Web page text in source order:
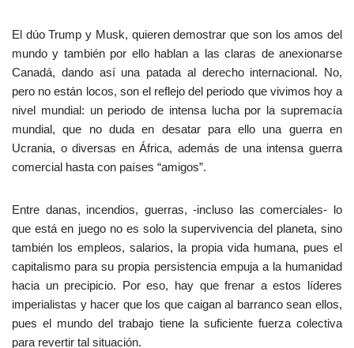
El dúo Trump y Musk, quieren demostrar que son los amos del
mundo y también por ello hablan a las claras de anexionarse
Canadá, dando así una patada al derecho internacional. No,
pero no están locos, son el reflejo del periodo que vivimos hoy a
nivel mundial: un periodo de intensa lucha por la supremacía
mundial, que no duda en desatar para ello una guerra en
Ucrania, o diversas en África, además de una intensa guerra
comercial hasta con países “amigos”.
Entre danas, incendios, guerras, -incluso las comerciales- lo
que está en juego no es solo la supervivencia del planeta, sino
también los empleos, salarios, la propia vida humana, pues el
capitalismo para su propia persistencia empuja a la humanidad
hacia un precipicio. Por eso, hay que frenar a estos líderes
imperialistas y hacer que los que caigan al barranco sean ellos,
pues el mundo del trabajo tiene la suficiente fuerza colectiva
para revertir tal situación.